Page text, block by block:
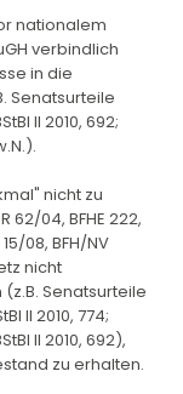
nationalem
verbindlich
in die
Senatsurteile
II 2010, 692;
nicht zu
62/04, BFHE 222,
08, BFH/NV
nicht
Senatsurteile
II 2010, 774;
II 2010, 692),
zu erhalten.